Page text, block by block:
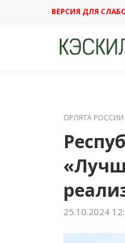
ВЕРСИЯ ДЛЯ
ОРЛЯТА РОССИИ
25.10.2024